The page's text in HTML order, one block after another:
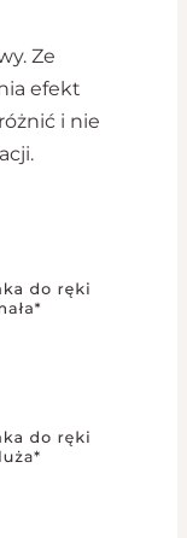
Ze
efekt
i nie